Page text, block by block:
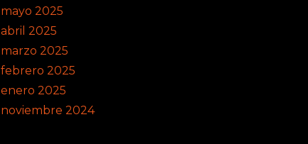
mayo 2025
abril 2025
marzo 2025
febrero 2025
enero 2025
noviembre 2024